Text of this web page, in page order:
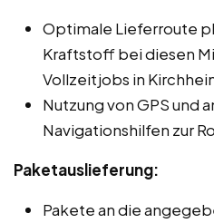
Optimale Lieferroute
Kraftstoff bei diesen
Vollzeitjobs in
Nutzung von GPS und
Navigationshilfen zur
Paketauslieferung:
Pakete an die